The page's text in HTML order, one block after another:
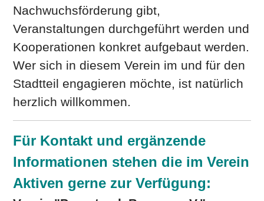
Nachwuchsförderung gibt,
Veranstaltungen durchgeführt werden und
Kooperationen konkret aufgebaut werden.
Wer sich in diesem Verein im und für den
Stadtteil engagieren möchte, ist natürlich
herzlich willkommen.
Für Kontakt und ergänzende
Informationen stehen die im Verein
Aktiven gerne zur Verfügung: